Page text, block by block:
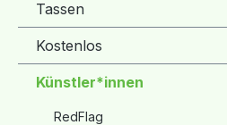
Tassen
Kostenlos
Künstler*innen
RedFlag